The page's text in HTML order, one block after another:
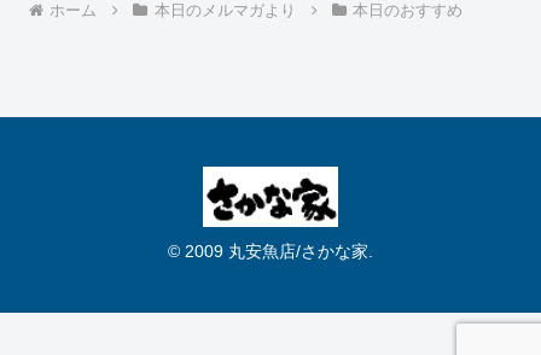
ホーム 本日のメルマガより 本日のおすすめ
© 2009 丸安魚店/さかな家.